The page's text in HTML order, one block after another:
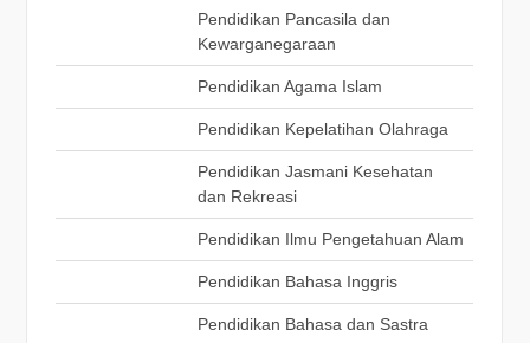
Pendidikan Pancasila dan
Kewarganegaraan
Pendidikan Agama Islam
Pendidikan Kepelatihan Olahraga
Pendidikan Jasmani Kesehatan
dan Rekreasi
Pendidikan Ilmu Pengetahuan Alam
Pendidikan Bahasa Inggris
Pendidikan Bahasa dan Sastra